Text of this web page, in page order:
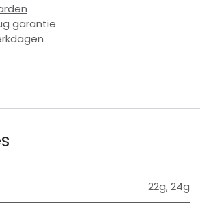
garantie
22g,24g